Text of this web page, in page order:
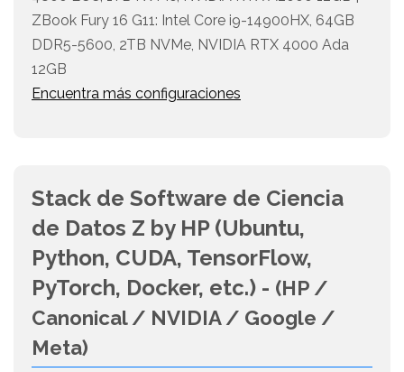
ZBook Fury 16 G11: Intel Core i9-14900HX, 64GB
DDR5-5600, 2TB NVMe, NVIDIA RTX 4000 Ada
12GB
Encuentra más configuraciones
Stack de Software de Ciencia
de Datos Z by HP (Ubuntu,
Python, CUDA, TensorFlow,
PyTorch, Docker, etc.) - (HP /
Canonical / NVIDIA / Google /
Meta)